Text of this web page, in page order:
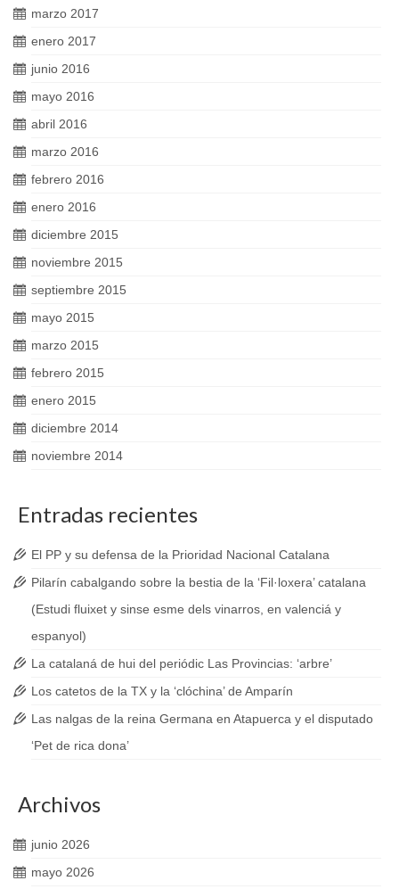
marzo 2017
enero 2017
junio 2016
mayo 2016
abril 2016
marzo 2016
febrero 2016
enero 2016
diciembre 2015
noviembre 2015
septiembre 2015
mayo 2015
marzo 2015
febrero 2015
enero 2015
diciembre 2014
noviembre 2014
Entradas recientes
El PP y su defensa de la Prioridad Nacional Catalana
Pilarín cabalgando sobre la bestia de la ‘Fil·loxera’ catalana
(Estudi fluixet y sinse esme dels vinarros, en valenciá y
espanyol)
La catalaná de hui del periódic Las Provincias: ‘arbre’
Los catetos de la TX y la ‘clóchina’ de Amparín
Las nalgas de la reina Germana en Atapuerca y el disputado
‘Pet de rica dona’
Archivos
junio 2026
mayo 2026